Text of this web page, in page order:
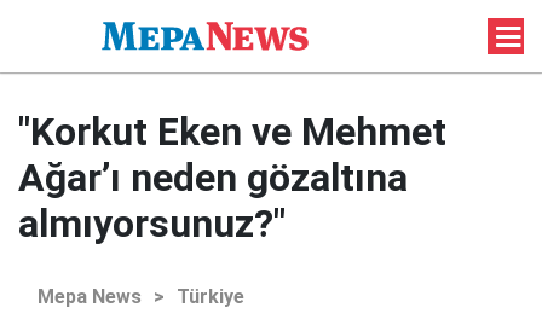
"Korkut Eken ve Mehmet
Ağar’ı neden gözaltına
almıyorsunuz?"
Mepa News > Türkiye